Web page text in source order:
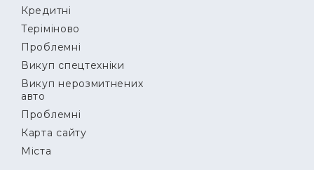
Кредитні
Теріміново
Проблемні
Викуп спецтехніки
Викуп нерозмитнених
авто
Проблемні
Карта сайту
Міста